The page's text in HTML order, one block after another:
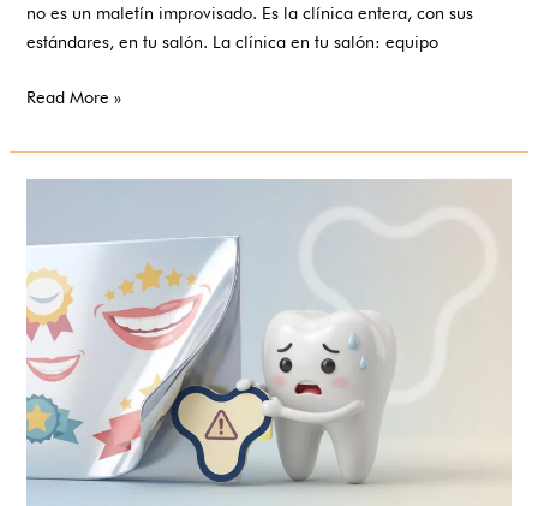
no es un maletín improvisado. Es la clínica entera, con sus
estándares, en tu salón. La clínica en tu salón: equipo
Read More »
engañosa:
aprende
a
detectarla